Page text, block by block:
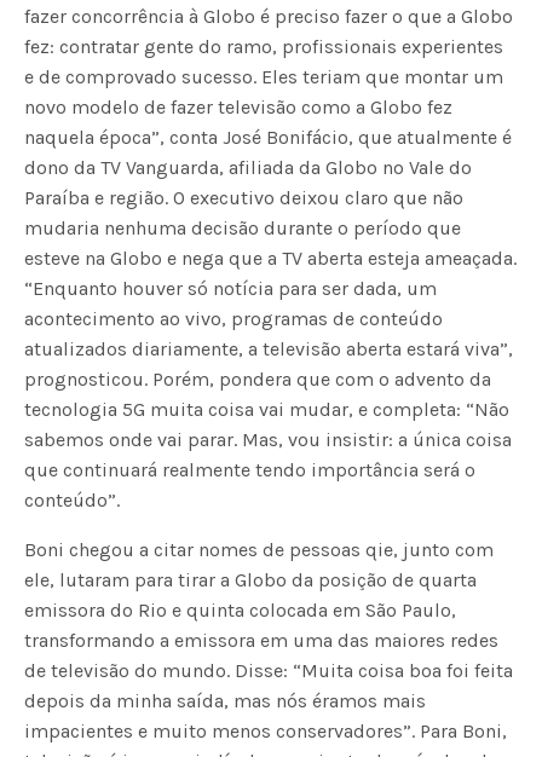
fazer concorrência à Globo é preciso fazer o que a Globo
fez: contratar gente do ramo, profissionais experientes
e de comprovado sucesso. Eles teriam que montar um
novo modelo de fazer televisão como a Globo fez
naquela época”, conta José Bonifácio, que atualmente é
dono da TV Vanguarda, afiliada da Globo no Vale do
Paraíba e região. O executivo deixou claro que não
mudaria nenhuma decisão durante o período que
esteve na Globo e nega que a TV aberta esteja ameaçada.
“Enquanto houver só notícia para ser dada, um
acontecimento ao vivo, programas de conteúdo
atualizados diariamente, a televisão aberta estará viva”,
prognosticou. Porém, pondera que com o advento da
tecnologia 5G muita coisa vai mudar, e completa: “Não
sabemos onde vai parar. Mas, vou insistir: a única coisa
que continuará realmente tendo importância será o
conteúdo”.
Boni chegou a citar nomes de pessoas qie, junto com
ele, lutaram para tirar a Globo da posição de quarta
emissora do Rio e quinta colocada em São Paulo,
transformando a emissora em uma das maiores redes
de televisão do mundo. Disse: “Muita coisa boa foi feita
depois da minha saída, mas nós éramos mais
impacientes e muito menos conservadores”. Para Boni,